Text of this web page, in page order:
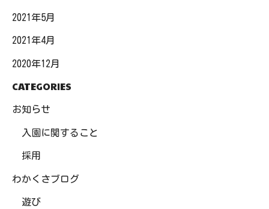
2021年5月
2021年4月
2020年12月
CATEGORIES
お知らせ
入園に関すること
採用
わかくさブログ
遊び